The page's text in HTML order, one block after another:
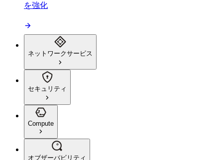
を強化
ネットワークサービス
セキュリティ
Compute
オブザーバビリティ